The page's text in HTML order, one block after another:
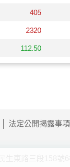
法定公開揭露事項